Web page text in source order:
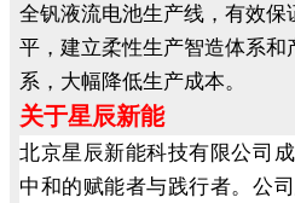
全钒液流电池生产线，有效保
平，建立柔性生产智造体系
系，大幅降低生产成本。
关于星辰新能
北京星辰新能科技有限公司
中和的赋能者与践行者。公